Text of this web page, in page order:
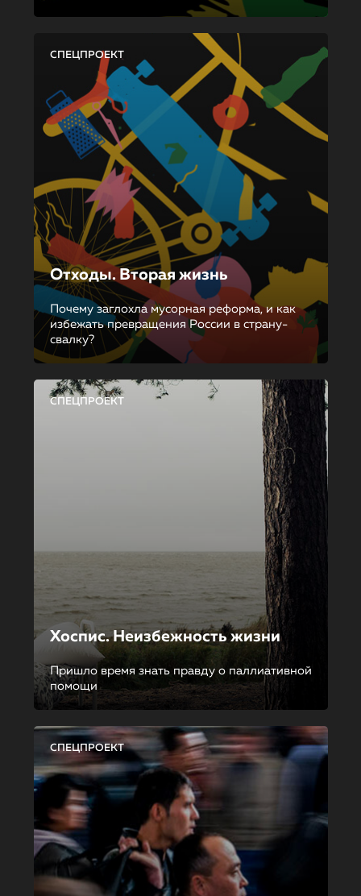
СПЕЦПРОЕКТ
Отходы. Вторая жизнь
Почему заглохла мусорная реформа, и как
избежать превращения России в страну-
свалку?
СПЕЦПРОЕКТ
Хоспис. Неизбежность жизни
Пришло время знать правду о паллиативной
помощи
СПЕЦПРОЕКТ